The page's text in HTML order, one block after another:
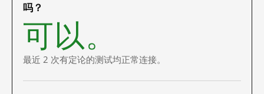
吗？
可以。
最近 2 次有定论的测试均正常连接。